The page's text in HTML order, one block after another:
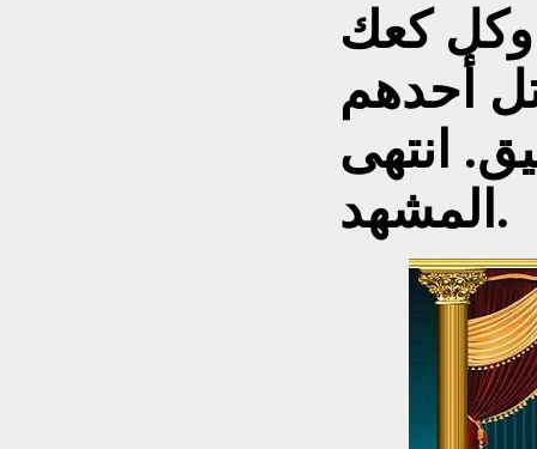
وكل كعك
أحدهم
انتهى
المشهد.